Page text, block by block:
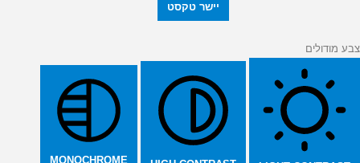
יישר טקסט
צבע מודולים
MONOCHROME